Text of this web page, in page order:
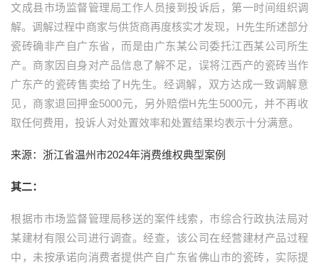
文成县市场监督管理局工作人员接到投诉后，第一时间组织调
解。调解过程中商家与供货商再度核实才发现，H先生所述部分
瓷砖确非产自广东省，而是由广东某公司委托江西某公司所生
产。商家因自身对产品信息了解不足，误将江西产的瓷砖当作
广东产的瓷砖售卖给了H先生。经调解，双方达成一致调解意
见，商家退回押金5000元，另外赔偿H先生5000元，并不再收
取任何费用，投诉人对处置效率和处置结果均表示十分满意。
来源：浙江省温州市2024年消费维权典型案例
其二：
根据市市场监督管理局移送的案件线索，市综合行政执法局对
某建材有限公司进行调查。经查，该公司在经营建材产品过程
中，未按承诺向消费者提供产自广东省佛山市的瓷砖，实际提